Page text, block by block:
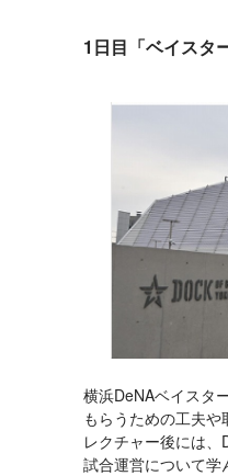
1日目「ベイスタ
横浜DeNAベイスタ
もらうための工夫や
レクチャー後には
試合運営について学